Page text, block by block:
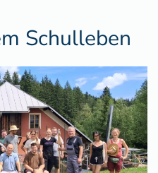
Schulleben